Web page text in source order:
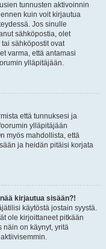
tunnusten aktivoinnin
kuin voit kirjautua
Jos sinulle
sähköpostia, olet
sähköpostit ovat
varma, että antamasi
ylläpitäjään.
että tunnuksesi ja
ylläpitäjään
myös mahdollista, että
ja heidän pitäisi korjata
kirjautua sisään?!
käytöstä jostain syystä.
ole kirjoittaneet pitkään
näin on käynyt, yritä